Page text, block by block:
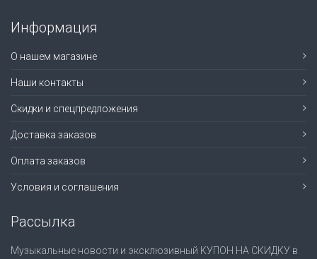
Информация
О нашем магазине
Наши контакты
Скидки и спецпредложения
Доставка заказов
Оплата заказов
Условия и соглашения
Рассылка
Музыкальные новости и эксклюзивный КУПОН НА СКИДКУ в